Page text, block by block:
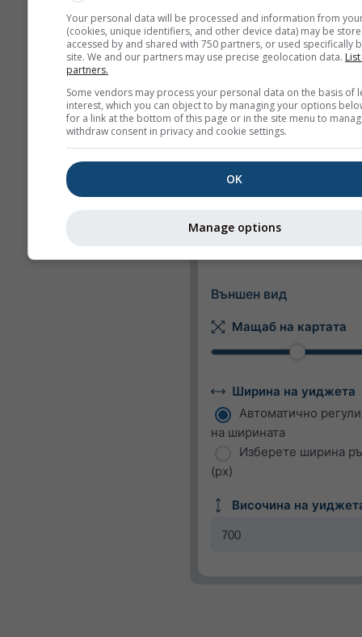
Температура
Дължина
Метрична
Скорост на вятъра
Външен вид
Мащаб на картата
Ширина на уиджета
Автоматично
на ширината
Изберете ширина
(px)
Височина на
Your personal data will be processed and information from
(cookies, unique identifiers, and other device data) may be
accessed by and shared with 750 partners, or used specifically
site. We and our partners may use precise geolocation data.
partners.
Some vendors may process your personal data on the basis of
interest, which you can object to by managing your options
for a link at the bottom of this page or in the site menu to
withdraw consent in privacy and cookie settings.
OK
Manage options